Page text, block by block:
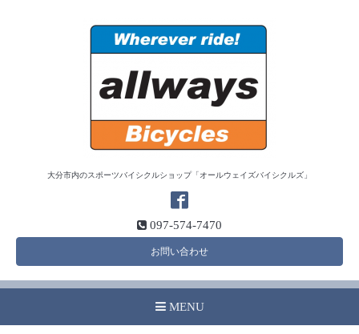
大分市内のスポーツバイシクルショップ「オールウェイズバイシクルズ」
097-574-7470
お問い合わせ
MENU